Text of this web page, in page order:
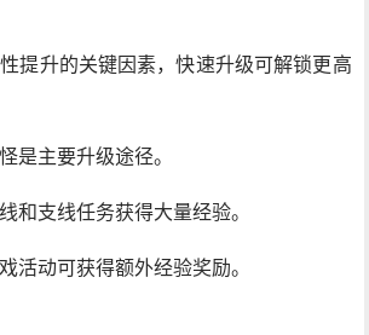
提升的关键因素，快速升级可解锁更高
是主要升级途径。
和支线任务获得大量经验。
活动可获得额外经验奖励。